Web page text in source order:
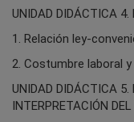
UNIDAD DIDÁCTICA 4.
1. Relación ley-
2. Costumbre laboral
UNIDAD DIDÁCTICA 5.
INTERPRETACIÓN